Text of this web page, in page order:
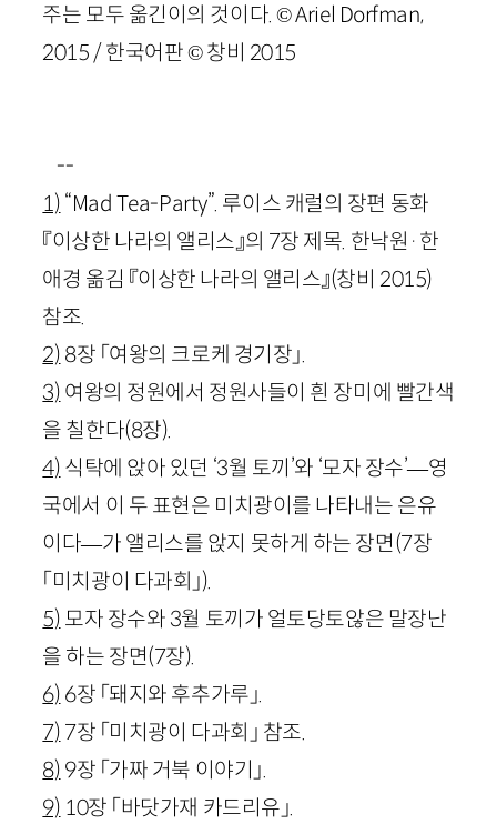
주는 모두 옮긴이의 것이다. ©Ariel Dorfman,
2015 / 한국어판 © 창비 2015
--
1) “Mad Tea-Party”. 루이스 캐럴의 장편 동화
『이상한 나라의 앨리스』의 7장 제목. 한낙원 · 한
애경 옮김 『이상한 나라의 앨리스』(창비 2015)
참조.
2) 8장 「여왕의 크로케 경기장」.
3) 여왕의 정원에서 정원사들이 흰 장미에 빨간색
을 칠한다(8장).
4) 식탁에 앉아 있던 ‘3월 토끼’와 ‘모자 장수’—영
국에서 이 두 표현은 미치광이를 나타내는 은유
이다—가 앨리스를 앉지 못하게 하는 장면(7장
「미치광이 다과회」).
5) 모자 장수와 3월 토끼가 얼토당토않은 말장난
을 하는 장면(7장).
6) 6장 「돼지와 후추가루」.
7) 7장 「미치광이 다과회」 참조.
8) 9장 「가짜 거북 이야기」.
9) 10장 「바닷가재 카드리유」.